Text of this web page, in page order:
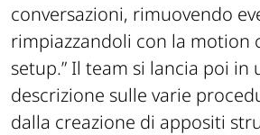
conversazioni, rimuovendo
rimpiazzandoli con la motion
setup.” Il team si lancia poi in
descrizione sulle varie
dalla creazione di appositi